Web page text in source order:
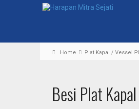
Home Plat Kapal / Vessel
Besi Plat